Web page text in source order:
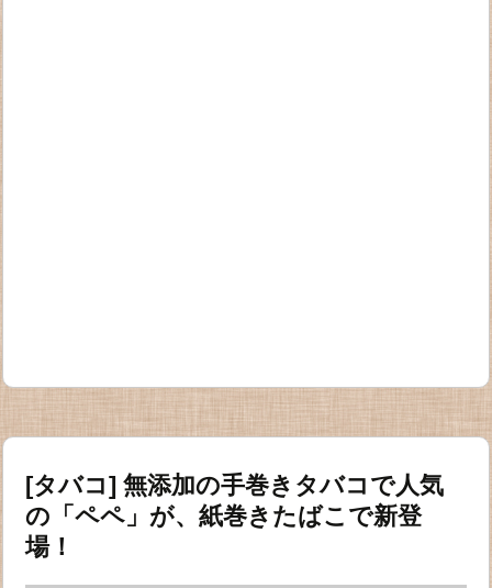
[タバコ] 無添加の手巻きタバコで人気
の「ペペ」が、紙巻きたばこで新登
場！